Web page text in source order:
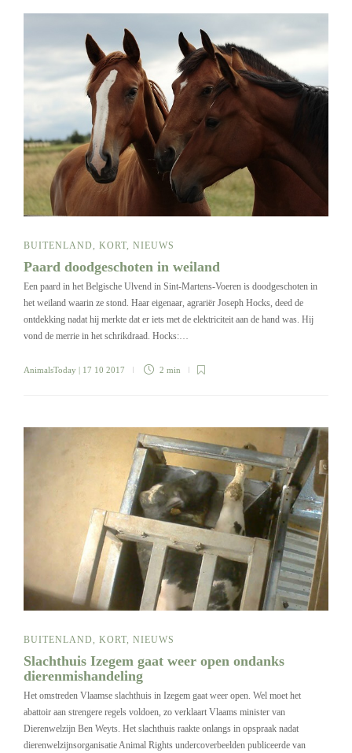
BUITENLAND, KORT, NIEUWS
Paard doodgeschoten in weiland
Een paard in het Belgische Ulvend in Sint-Martens-Voeren is doodgeschoten in
het weiland waarin ze stond. Haar eigenaar, agrariër Joseph Hocks, deed de
ontdekking nadat hij merkte dat er iets met de elektriciteit aan de hand was. Hij
vond de merrie in het schrikdraad. Hocks:…
AnimalsToday | 17 10 2017 2 min
BUITENLAND, KORT, NIEUWS
Slachthuis Izegem gaat weer open ondanks
dierenmishandeling
Het omstreden Vlaamse slachthuis in Izegem gaat weer open. Wel moet het
abattoir aan strengere regels voldoen, zo verklaart Vlaams minister van
Dierenwelzijn Ben Weyts. Het slachthuis raakte onlangs in opspraak nadat
dierenwelzijnsorganisatie Animal Rights undercoverbeelden publiceerde van